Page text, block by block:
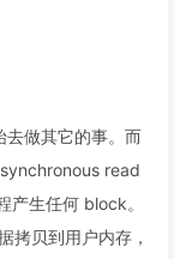
去做其它的事。而
read
产生任何 block。
拷贝到用户内存，